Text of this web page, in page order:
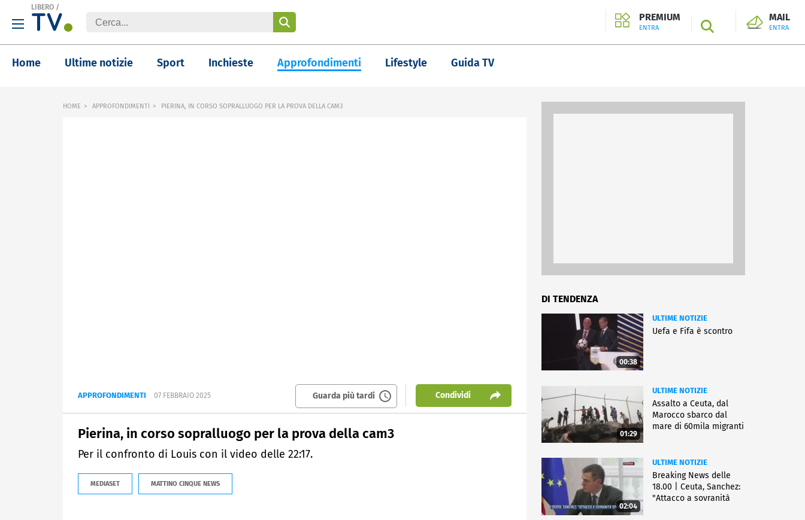
LIBERO /
PREMIUM
ENTRA SEARCH
MAIL
ENTRA
Home Ultime notizie Sport Inchieste Approfondimenti Lifestyle Guida TV
HOME APPROFONDIMENTI PIERINA, IN CORSO SOPRALLUOGO PER LA PROVA DELLA CAM3
APPROFONDIMENTI 07 FEBBRAIO 2025 Guarda più tardi Condividi
Pierina, in corso sopralluogo per la prova della cam3
Per il confronto di Louis con il video delle 22:17.
MEDIASET MATTINO CINQUE NEWS
DI TENDENZA
00:38
ULTIME NOTIZIE
Uefa e Fifa è scontro
01:29
ULTIME NOTIZIE
Assalto a Ceuta, dal
Marocco sbarco dal
mare di 60mila migranti
02:04
ULTIME NOTIZIE
Breaking News delle
18.00 | Ceuta, Sanchez:
"Attacco a sovranità